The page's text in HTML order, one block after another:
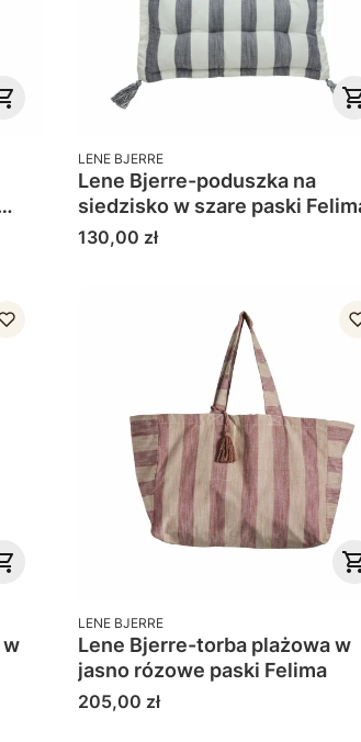
PRODUCENT
LENE BJERRE
Lene Bjerre-poduszka na
siedzisko w szare paski
Cena
130,00 zł
PRODUCENT
LENE BJERRE
Lene Bjerre-torba plażowa w
jasno rózowe paski Felima
Cena
205,00 zł